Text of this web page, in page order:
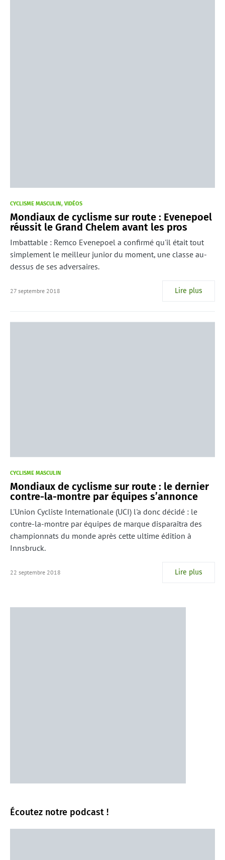
CYCLISME MASCULIN VIDÉOS
Mondiaux de cyclisme sur route : Evenepoel
réussit le Grand Chelem avant les pros
Imbattable : Remco Evenepoel a confirmé qu'il était tout
simplement le meilleur junior du moment, une classe au-
dessus de ses adversaires.
27 septembre 2018 Lire plus
CYCLISME MASCULIN
Mondiaux de cyclisme sur route : le dernier
contre-la-montre par équipes s’annonce
L'Union Cycliste Internationale (UCI) l'a donc décidé : le
contre-la-montre par équipes de marque disparaîtra des
championnats du monde après cette ultime édition à
Innsbruck.
22 septembre 2018 Lire plus
Écoutez notre podcast !